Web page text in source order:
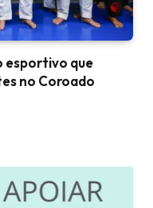
esportivo que
no Coroado